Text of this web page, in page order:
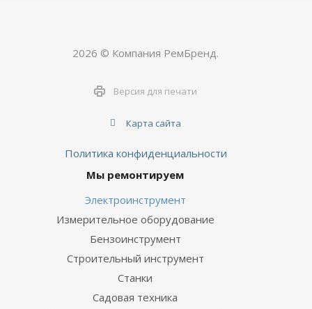
2026 © Компания РемБренд.
Версия для печати
Карта сайта
Политика конфиденциальности
Мы ремонтируем
Электроинструмент
Измерительное оборудование
Бензоинструмент
Строительный инструмент
Станки
Садовая техника